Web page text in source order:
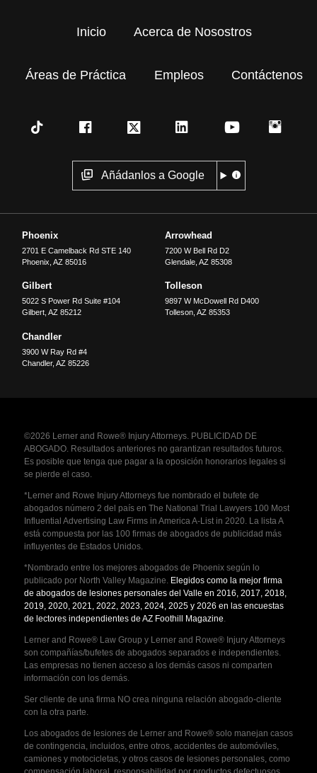
Inicio Acerca de Nosostros
Áreas de Práctica Empleos Contáctenos
Añádanlos a Google
Phoenix
2701 E Camelback Rd STE 140
Phoenix ,AZ 85016
Arrowhead
7200 W Bell Rd D2
Glendale, AZ 85308
Gilbert
5022 S Power Rd Suite #104
Gilbert ,AZ 85212
Tolleson
9897 W McDowell Rd D400
Tolleson, AZ 85353
Chandler
3900 W Ray Rd #4
Chandler,AZ 85226
©2026 Lerner and Rowe® Injury Attorneys. PUBLICIDAD DE
ABOGADO. Resultados anteriores no garantizan resultados futuros.
Es posible que tenga que pagar a la oposición honorarios legales si
se pierde el caso.
*Lerner and Rowe Injury Attorneys fue nombrado el bufete de
abogados número 2 del país en The National Trial Lawyers 100 Most
Influential Advertising Law Firms in America A-List in 2020. La lista A
está compuesta por las 100 firmas de abogados de publicidad más
influyentes de Estados Unidos.
*Nombrado entre los mejores abogados de Phoenix según lo
publicado por North Valley Magazine. Elegidos como la mejor firma
de abogados de lesiones personales del Valle en 2016, 2017, 2018,
2019, 2020, 2021, 2022, 2023, 2024, 2025 y 2026 en las encuestas
de lectores independientes de AZ Foothill Magazine
Lerner and Rowe® Law Group y Lerner and Rowe® Injury Attorneys
son compañías/bufetes de abogados separados e independientes.
Las empresas no tienen acceso a los demás casos ni comparten
información con los demás.
Ser cliente de una firma NO crea ninguna relación abogado-cliente
con la otra parte.
Los abogados de lesiones de Lerner and Rowe® solo manejan casos
de contingencia, incluidos, entre otros, accidentes de automóviles,
camiones y motocicletas, y otros casos de lesiones personales, como